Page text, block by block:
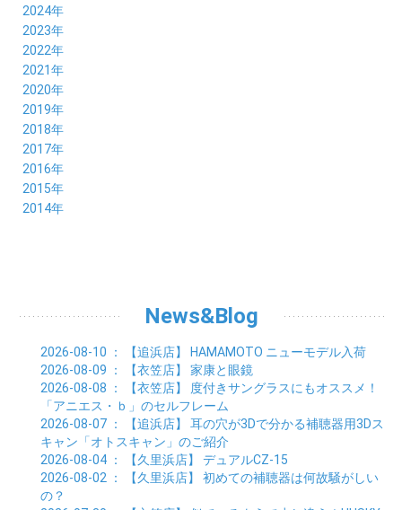
12月 (14)
11月 (17)
10月 (21)
09月 (20)
08月 (20)
07月 (18)
06月 (22)
05月 (21)
04月 (19)
03月 (19)
02月 (19)
01月 (21)
2024年
12月 (19)
11月 (21)
10月 (23)
09月 (23)
08月 (20)
07月 (21)
06月 (22)
05月 (18)
04月 (26)
03月 (23)
02月 (29)
2023年
12月 (19)
11月 (19)
10月 (20)
09月 (22)
08月 (24)
07月 (26)
06月 (25)
05月 (28)
04月 (26)
03月 (30)
2022年
12月 (36)
11月 (16)
10月 (22)
09月 (20)
08月 (18)
07月 (21)
06月 (23)
05月 (25)
04月 (20)
2021年
12月 (18)
11月 (19)
10月 (20)
09月 (24)
08月 (35)
07月 (17)
06月 (25)
05月 (31)
2020年
12月 (19)
11月 (23)
10月 (24)
09月 (29)
08月 (26)
07月 (25)
06月 (21)
2019年
12月 (26)
11月 (21)
10月 (26)
09月 (26)
08月 (31)
07月 (22)
2018年
12月 (22)
11月 (28)
10月 (23)
09月 (27)
08月 (24)
01月 (24)
2017年
12月 (20)
11月 (22)
10月 (21)
02月 (20)
01月 (23)
2016年
12月 (26)
11月 (21)
03月 (25)
02月 (30)
01月 (33)
2015年
12月 (36)
06月 (15)
04月 (9)
03月 (7)
02月 (7)
01月 (9)
2014年
News&Blog
2026-08-10 ： 【追浜店】 HAMAMOTO ニューモデル入荷
2026-08-09 ： 【衣笠店】 家康と眼鏡
2026-08-08 ： 【衣笠店】
度付きサングラスにもオススメ！
「アニエス・ｂ」のセルフレーム
2026-08-07 ： 【追浜店】 耳の穴が3Dで分かる補聴器用3Dス
キャン「オトスキャン」のご紹介
2026-08-04 ： 【久里浜店】 デュアルCZ-15
2026-08-02 ： 【久里浜店】 初めての補聴器は何故騒がしい
の？